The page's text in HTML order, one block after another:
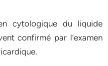
cytologique du liquide
confirmé par l’examen